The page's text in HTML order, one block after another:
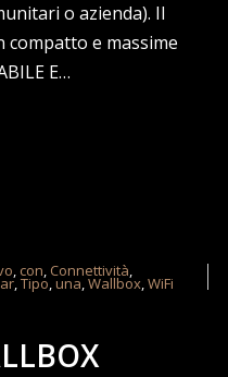
o azienda). Il
compatto e massime
E…
, con, Connettività,
,Tipo,una,Wallbox,WiFi